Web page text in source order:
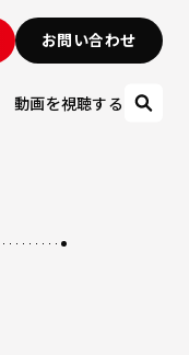
お問い合わせ
動画を視聴する